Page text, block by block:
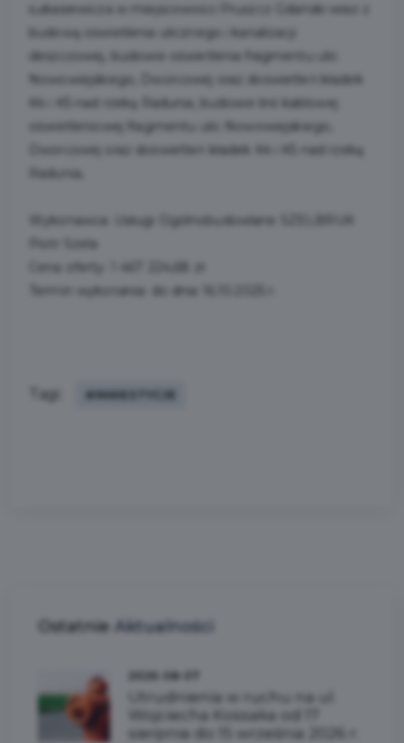
Łukasiewicza w miejscowości Pruszcz Gdański wraz z
budową oświetlenia ulicznego i kanalizacji
deszczowej, budowie oświetlenia fragmentu ulic
Nowowiejskiego, Dworcowej oraz doświetleń kładek
K4 i K5 nad rzeką Radunia, budowie linii kablowej
oświetleniowej fragmentu ulic Nowowiejskiego,
Dworcowej oraz doświetleń kładek K4 i K5 nad rzeką
Radunia,
Wykonawca: Usługi Ogólnobudowlane SZELBRUK
Cena oferty: 1 467 224,68 zł
Termin wykonania: do dnia 16.10.2025 r.
Tagi: #INWESTYCJE
Ostatnie Aktualności
Utrudnienia w ruchu na ul.
Wojciecha Kossaka od 17
sierpnia do 15 września 2026 r.